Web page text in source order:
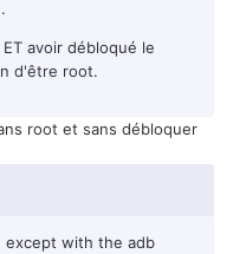
avoir débloqué le
d'être root.
root et sans débloquer
except with the adb